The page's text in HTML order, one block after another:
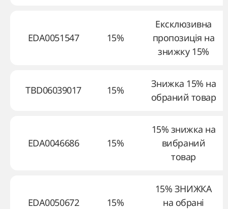
EDA0051547 15%
Ексклюзивна
пропозиція на
знижку 15%
TBD06039017 15%
Знижка 15% на
обраний товар
EDA0046686 15%
15% знижка на
вибраний
товар
EDA0050672 15%
15% ЗНИЖКА
на обрані